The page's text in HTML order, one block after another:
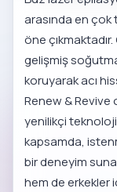
arasında en
öne
gelişmiş
koruyarak acı
Renew & Revive
yenilikçi
kapsamda,
bir deneyim
hem de erkekler